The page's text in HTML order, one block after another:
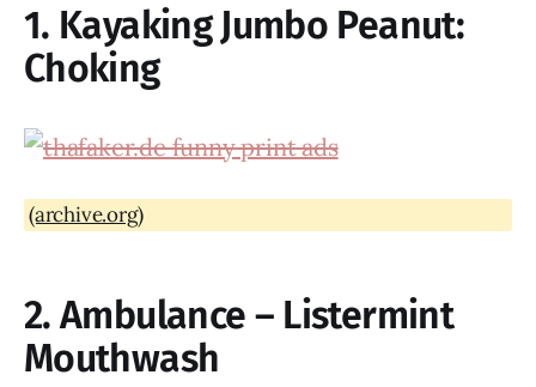
1. Kayaking Jumbo Peanut:
Choking
(archive.org)
2. Ambulance – Listermint
Mouthwash